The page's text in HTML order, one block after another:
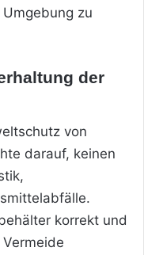
zu
der
von
darauf, keinen
korrekt und